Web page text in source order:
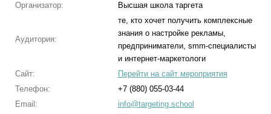
Организатор:
Высшая школа таргета
Аудитория:
те, кто хочет получить комплексные
знания о настройке рекламы,
предприниматели, smm-специалисты
и интернет-маркетологи
Сайт:
Перейти на сайт мероприятия
Телефон:
+7 (880) 055-03-44
Email:
info@targeting.school